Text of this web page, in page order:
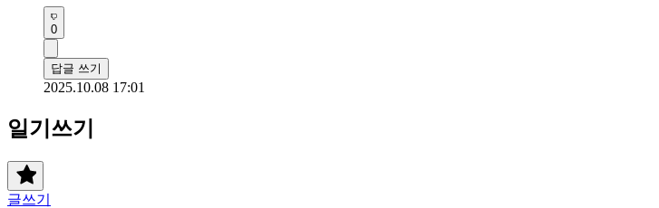
0
답글 쓰기
2025.10.08 17:01
일기쓰기
글쓰기